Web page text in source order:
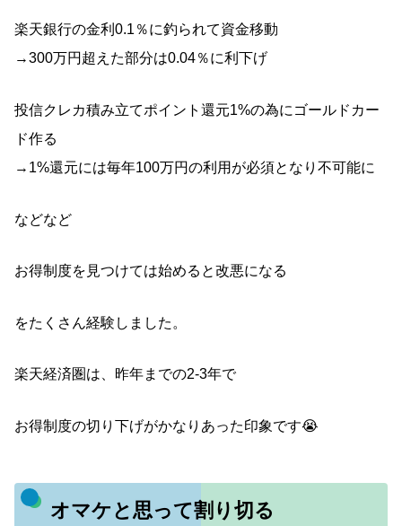
楽天銀行の金利0.1％に釣られて資金移動
→300万円超えた部分は0.04％に利下げ
投信クレカ積み立てポイント還元1%の為にゴールドカー
ド作る
→1%還元には毎年100万円の利用が必須となり不可能に
などなど
お得制度を見つけては始めると改悪になる
をたくさん経験しました。
楽天経済圏は、昨年までの2-3年で
お得制度の切り下げがかなりあった印象です😭
オマケと思って割り切る